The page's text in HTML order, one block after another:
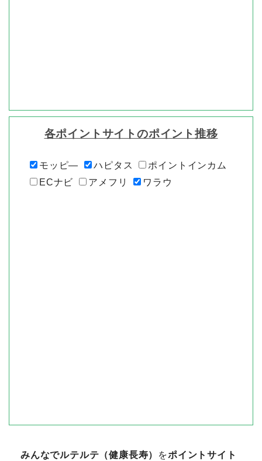
各ポイントサイトのポイント推移
モッピ― ハピタス
ポイントインカム
ECナビ
アメフリ ワラウ
みんなでルテルテ（健康長寿） をポイントサイト